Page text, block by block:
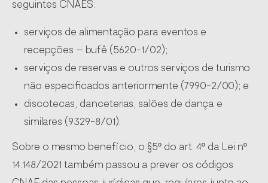
seguintes CNAES:
serviços de alimentação para eventos e
recepções – bufê (5620-1/02);
serviços de reservas e outros serviços de turismo
não especificados anteriormente (7990-2/00); e
discotecas, danceterias, salões de dança e
similares (9329-8/01).
Sobre o mesmo benefício, o §5º do art. 4º da Lei nº
14.148/2021 também passou a prever os códigos